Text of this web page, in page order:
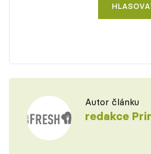
Autor článku
redakce